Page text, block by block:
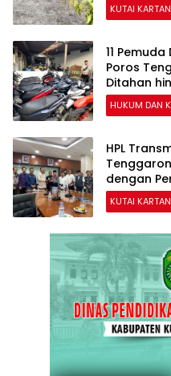
KUTAI
11
Poros
Ditahan
HUKUM DAN
HPL
dengan
Kukar
KUTAI